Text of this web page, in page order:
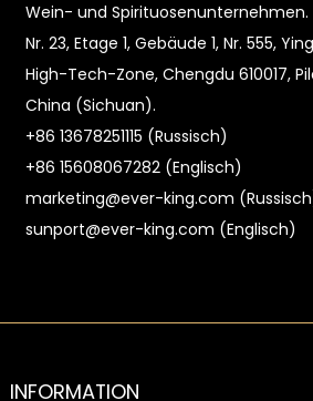
Wein- und Spirituosenunternehmen.
Nr. 23, Etage 1, Gebäude 1, Nr. 555,
High-Tech-Zone, Chengdu 610017,
China (Sichuan).
+86 13678251115 (Russisch)
+86 15608067282 (Englisch)
marketing@ever-king.com
sunport@ever-king.com (Englisch)
INFORMATION